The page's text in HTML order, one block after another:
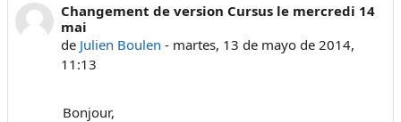
Changement de version Cursus le mercredi 14
mai
de Julien Boulen - martes, 13 de mayo de 2014,
11:13
Número de respuestas: 1
Bonjour,